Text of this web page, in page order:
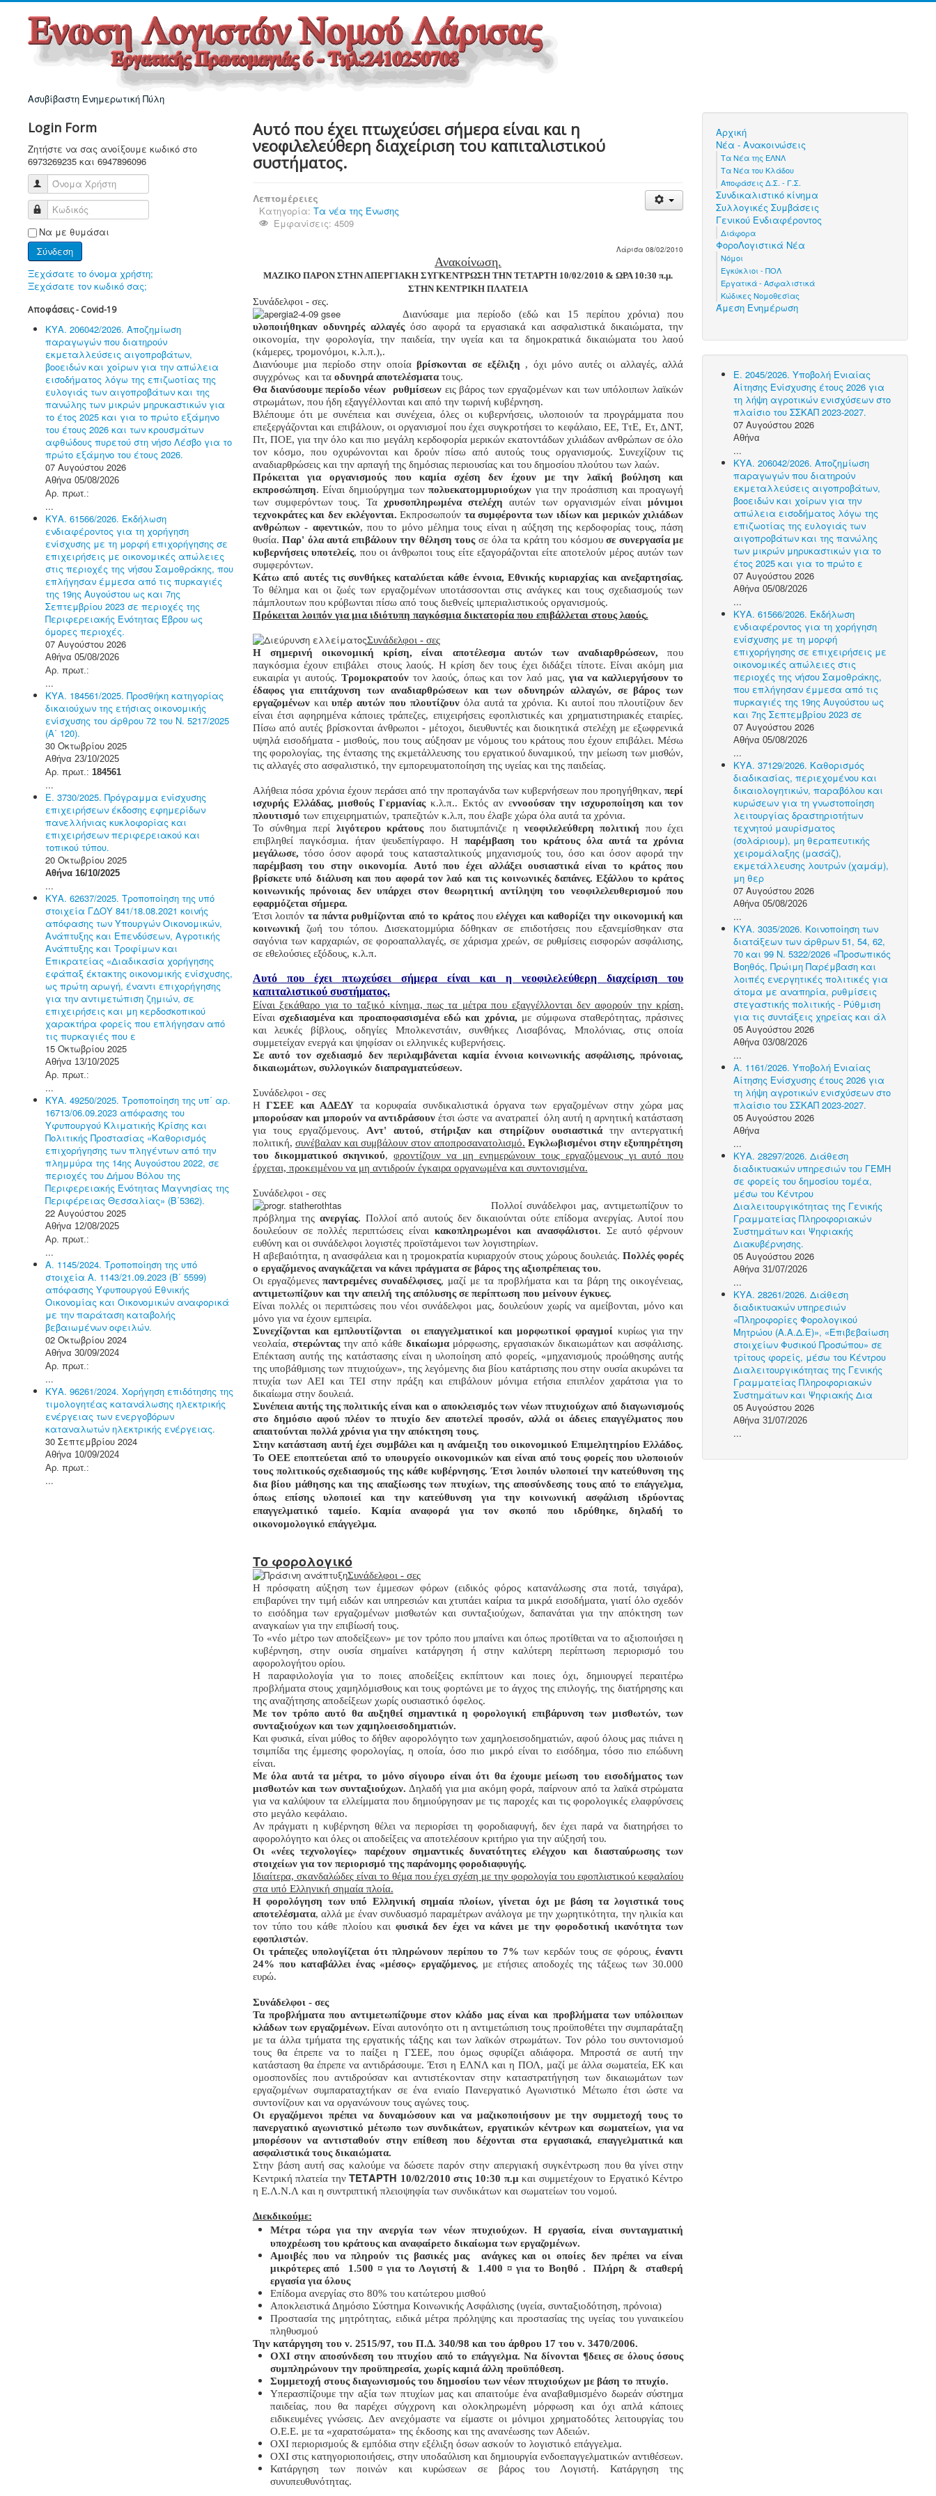
Ασυβίβαστη Ενημερωτική Πύλη
Login Form
Ζητήστε να σας ανοίξουμε κωδικό στο
6973269235 και 6947896096
Όνομα Χρήστη
Κωδικός
Να με θυμάσαι
Σύνδεση
Ξεχάσατε το όνομα χρήστη;
Ξεχάσατε τον κωδικό σας;
Αποφάσεις - Covid-19
ΚΥΑ. 206042/2026. Αποζημίωση
παραγωγών που διατηρούν
εκμεταλλεύσεις αιγοπροβάτων,
βοοειδών και χοίρων για την απώλεια
εισοδήματος λόγω της επιζωοτίας της
ευλογιάς των αιγοπροβάτων και της
πανώλης των μικρών μηρυκαστικών για
το έτος 2025 και για το πρώτο εξάμηνο
του έτους 2026 και των κρουσμάτων
αφθώδους πυρετού στη νήσο Λέσβο για το
πρώτο εξάμηνο του έτους 2026.
07 Αυγούστου 2026
Αθήνα 05/08/2026
Αρ. πρωτ.:
...
ΚΥΑ. 61566/2026. Εκδήλωση
ενδιαφέροντος για τη χορήγηση
ενίσχυσης με τη μορφή επιχορήγησης σε
επιχειρήσεις με οικονομικές απώλειες
στις περιοχές της νήσου Σαμοθράκης, που
επλήγησαν έμμεσα από τις πυρκαγιές
της 19ης Αυγούστου ως και 7ης
Σεπτεμβρίου 2023 σε περιοχές της
Περιφερειακής Ενότητας Έβρου ως
όμορες περιοχές.
07 Αυγούστου 2026
Αθήνα 05/08/2026
Αρ. πρωτ.:
...
ΚΥΑ. 184561/2025. Προσθήκη κατηγορίας
δικαιούχων της ετήσιας οικονομικής
ενίσχυσης του άρθρου 72 του Ν. 5217/2025
(Α΄ 120).
30 Οκτωβρίου 2025
Αθήνα 23/10/2025
Αρ. πρωτ.: 184561
...
Ε. 3730/2025. Πρόγραμμα ενίσχυσης
επιχειρήσεων έκδοσης εφημερίδων
πανελλήνιας κυκλοφορίας και
επιχειρήσεων περιφερειακού και
τοπικού τύπου.
20 Οκτωβρίου 2025
Αθήνα 16/10/2025
...
ΚΥΑ. 62637/2025. Τροποποίηση της υπό
στοιχεία ΓΔΟΥ 841/18.08.2021 κοινής
απόφασης των Υπουργών Οικονομικών,
Ανάπτυξης και Επενδύσεων, Αγροτικής
Ανάπτυξης και Τροφίμων και
Επικρατείας «Διαδικασία χορήγησης
εφάπαξ έκτακτης οικονομικής ενίσχυσης,
ως πρώτη αρωγή, έναντι επιχορήγησης
για την αντιμετώπιση ζημιών, σε
επιχειρήσεις και μη κερδοσκοπικού
χαρακτήρα φορείς που επλήγησαν από
τις πυρκαγιές που ε
15 Οκτωβρίου 2025
Αθήνα 13/10/2025
Αρ. πρωτ.:
...
ΚΥΑ. 49250/2025. Τροποποίηση της υπ΄ αρ.
16713/06.09.2023 απόφασης του
Υφυπουργού Κλιματικής Κρίσης και
Πολιτικής Προστασίας «Καθορισμός
επιχορήγησης των πληγέντων από την
πλημμύρα της 14ης Αυγούστου 2022, σε
περιοχές του Δήμου Βόλου της
Περιφερειακής Ενότητας Μαγνησίας της
Περιφέρειας Θεσσαλίας» (Β΄5362).
22 Αυγούστου 2025
Αθήνα 12/08/2025
Αρ. πρωτ.:
...
Α. 1145/2024. Τροποποίηση της υπό
στοιχεία Α. 1143/21.09.2023 (Β΄ 5599)
απόφασης Υφυπουργού Εθνικής
Οικονομίας και Οικονομικών αναφορικά
με την παράταση καταβολής
βεβαιωμένων οφειλών.
02 Οκτωβρίου 2024
Αθήνα 30/09/2024
Αρ. πρωτ.:
...
ΚΥΑ. 96261/2024. Χορήγηση επιδότησης της
τιμολογητέας κατανάλωσης ηλεκτρικής
ενέργειας των ενεργοβόρων
καταναλωτών ηλεκτρικής ενέργειας.
30 Σεπτεμβρίου 2024
Αθήνα 10/09/2024
Αρ. πρωτ.:
...
Αυτό που έχει πτωχεύσει σήμερα είναι και η
νεοφιλελεύθερη διαχείριση του καπιταλιστικού
συστήματος.
Λεπτομέρειες
Κατηγορία: Τα νέα της Ένωσης
Εμφανίσεις: 4509
Λάρισα08/02/2010
Ανακοίνωση.
ΜΑΖΙΚΟ ΠΑΡΟΝ ΣΤΗΝ ΑΠΕΡΓΙΑΚΗ ΣΥΓΚΕΝΤΡΩΣΗ ΤΗΝ ΤΕΤΑΡΤΗ 10/02/2010 & ΩΡΑ 10:30 π.μ.
ΣΤΗΝ ΚΕΝΤΡΙΚΗ ΠΛΑΤΕΙΑ
Συνάδελφοι - σες.
Διανύσαμε μια περίοδο (εδώ και 15 περίπου χρόνια) που
υλοποιήθηκαν οδυνηρές αλλαγέςόσο αφορά τα εργασιακά και ασφαλιστικά δικαιώματα, την
οικονομία, την φορολογία, την παιδεία, την υγεία και τα δημοκρατικά δικαιώματα του λαού
(κάμερες, τρομονόμοι, κ.λ.π.),.
Διανύουμε μια περίοδο στην οποίαβρίσκονται σε εξέλιξη , όχι μόνο αυτές οι αλλαγές, αλλά
συγχρόνως και τα οδυνηρά αποτελέσματα τους.
Θα διανύσουμε περίοδο νέων ρυθμίσεων εις βάρος των εργαζομένων και των υπόλοιπων λαϊκών
στρωμάτων, που ήδη εξαγγέλλονται και από την τωρινή κυβέρνηση.
Βλέπουμε ότι με συνέπεια και συνέχεια, όλες οι κυβερνήσεις, υλοποιούν τα προγράμματα που
επεξεργάζονται και επιβάλουν, οι οργανισμοί που έχει συγκροτήσει το κεφάλαιο, ΕΕ, ΤτΕ, Ετ, ΔΝΤ,
Πτ, ΠΟΕ, για την όλο και πιο μεγάλη κερδοφορία μερικών εκατοντάδων χιλιάδων ανθρώπων σε όλο
τον κόσμο, που οχυρώνονται και δρούν πίσω από αυτούς τους οργανισμούς. Συνεχίζουν τις
αναδιαρθρώσεις και την αρπαγή της δημόσιας περιουσίας και του δημοσίουπλούτου τωνλαών.
Πρόκειται για οργανισμούς που καμία σχέση δεν έχουν με την λαϊκή βούληση και
εκπροσώπηση. Είναι δημιούργημα τωνπολυεκατομμυριούχων για την προάσπιση και προαγωγή
των συμφερόντων τους. Ταχρυσοπληρωμένα στελέχη αυτών των οργανισμών είναιμόνιμοι
τεχνοκράτες και δεν εκλέγονται. Εκπροσωπούν τα συμφέροντα των ιδίων και μερικών χιλιάδων
ανθρώπων - αφεντικών, που το μόνο μέλημα τους είναι η αύξηση της κερδοφορίας τους, πάση
θυσία.Παρ' όλα αυτά επιβάλουν την θέληση τουςσε όλα τα κράτη του κόσμουσε συνεργασία με
κυβερνήσεις υποτελείς, που οι άνθρωποι τους είτε εξαγοράζονται είτε αποτελούν μέρος αυτών των
συμφερόντων.
Κάτω από αυτές τις συνθήκες καταλύεται κάθε έννοια, Εθνικής κυριαρχίας και ανεξαρτησίας.
Το θέλημα και οι ζωές των εργαζομένων υποτάσσονται στις ανάγκες και τους σχεδιασμούς των
πάμπλουτων που κρύβωνται πίσω από τους διεθνείς ιμπεριαλιστικούς οργανισμούς.
Πρόκειται λοιπόν για μια ιδιότυπη παγκόσμια δικτατορία που επιβάλλεται στους λαούς.
Συνάδελφοι - σες
Η σημερινή οικονομική κρίση, είναι αποτέλεσμα αυτών των αναδιαρθρώσεων, που
παγκόσμια έχουν επιβάλει στους λαούς. Η κρίση δεν τους έχει διδάξει τίποτε. Είναι ακόμη μια
ευκαιρία γι αυτούς. Τρομοκρατούντον λαούς, όπως και τον λαό μας,για να καλλιεργήσουν το
έδαφος για επιτάχυνση των αναδιαρθρώσεων και των οδυνηρών αλλαγών, σε βάρος των
εργαζομένωνκαιυπέρ αυτών που πλουτίζουνόλα αυτά τα χρόνια. Κι αυτοί που πλουτίζουν δεν
είναι έτσι αφηρημένα κάποιες τράπεζες, επιχειρήσεις εφοπλιστικές και χρηματιστηριακές εταιρίες.
Πίσω από αυτές βρίσκονται άνθρωποι - μέτοχοι, διευθυντές και διοικητικά στελέχη με εξωφρενικά
υψηλά εισοδήματα - μισθούς, που τους αύξησαν με νόμους του κράτους που έχουν επιβάλει. Μέσω
της φορολογίας, της έντασης της εκμετάλλευσης του εργατικού δυναμικού, την μείωση των μισθών,
τις αλλαγές στο ασφαλιστικό, την εμπορευματοποίηση της υγείας και της παιδείας.
Αλήθεια πόσα χρόνια έχουν περάσει από την προπαγάνδα των κυβερνήσεων που προηγήθηκαν,περί
ισχυρής Ελλάδας, μισθούς Γερμανίαςκ.λ.π.. Εκτός αν εννοούσαν την ισχυροποίηση και τον
πλουτισμό των επιχειρηματιών, τραπεζιτών κ.λ.π, που έλαβε χώρα όλα αυτά τα χρόνια.
Το σύνθημα περί λιγότερου κράτουςπου διατυμπάνιζε η νεοφιλελεύθερη πολιτική που έχει
επιβληθεί παγκόσμια. ήταν ψευδεπίγραφο. Η παρέμβαση του κράτους όλα αυτά τα χρόνια
μεγάλωσε, τόσο όσον αφορά τους κατασταλτικούς μηχανισμούς του, όσο και όσον αφορά την
παρέμβαση του στην οικονομία. Αυτό που έχει αλλάξει ουσιαστικά είναι το κράτος που
βρίσκετε υπό διάλυση και που αφορά τον λαό και τις κοινωνικές δαπάνες. Εξάλλου το κράτος
κοινωνικής πρόνοιας δεν υπάρχει στον θεωρητική αντίληψη του νεοφιλελευθερισμού που
εφαρμόζεται σήμερα.
Έτσι λοιπόν τα πάντα ρυθμίζονται από το κράτοςπουελέγχει και καθορίζει την οικονομική και
κοινωνική ζωή του τόπου. Δισεκατομμύρια δόθηκαν σε επιδοτήσεις που εξανεμίσθηκαν στα
σαγόνια των καρχαριών, σε φοροαπαλλαγές, σε χάρισμα χρεών, σε ρυθμίσεις εισφορών ασφάλισης,
σε εθελούσιες εξόδους, κ.λ.π.
Αυτό που έχει πτωχεύσει σήμερα είναικαιηνεοφιλελεύθερηδιαχείριση του
καπιταλιστικού συστήματος.
Είναι ξεκάθαρο για το ταξικό κίνημα, πως τα μέτρα που εξαγγέλλονται δεν αφορούν την κρίση.
Είναισχεδιασμένα και προαποφασισμένα εδώ και χρόνια, με σύμφωνα σταθερότητας, πράσινες
και λευκές βίβλους, οδηγίες Μπολκενστάιν, συνθήκες Λισαβόνας, Μπολόνιας, στις οποία
συμμετείχαν ενεργά και ψηφίσαν οι ελληνικές κυβερνήσεις.
Σε αυτό τον σχεδιασμό δεν περιλαμβάνεται καμία έννοια κοινωνικής ασφάλισης, πρόνοιας,
δικαιωμάτων, συλλογικών διαπραγματεύσεων.
Συνάδελφοι - σες
ΗΓΣΕΕ και ΑΔΕΔΥ τα κορυφαία συνδικαλιστικά όργανα των εργαζομένων στην χώρα μας
μπορούσαν και μπορούν να αντιδράσουνέτσι ώστε να ανατραπεί όλη αυτή η αρνητική κατάσταση
για τους εργαζόμενους. Αντ' αυτού, στήριξαν και στηρίζουν ουσιαστικά την αντεργατική
πολιτική, συνέβαλαν και συμβάλουν στον αποπροσανατολισμό. Εγκλωβισμένοι στην εξυπηρέτηση
του δικομματικού σκηνικού,φροντίζουν να μη ενημερώνουν τους εργαζόμενους γι αυτό που
έρχεται, προκειμένου να μη αντιδρούν έγκαιρα οργανωμένα και συντονισμένα.
Συνάδελφοι - σες
Πολλοί συνάδελφοι μας, αντιμετωπίζουν το
πρόβλημα της ανεργίας. Πολλοί από αυτούς δεν δικαιούνται ούτε επίδομα ανεργίας. Αυτοί που
δουλεύουν σε πολλές περιπτώσεις είναι κακοπληρωμένοι και ανασφάλιστοι. Σε αυτό φέρνουν
ευθύνη και οι συνάδελφοι λογιστές προϊστάμενοι των λογιστηρίων.
Η αβεβαιότητα, η ανασφάλεια και η τρομοκρατία κυριαρχούν στους χώρους δουλειάς.Πολλές φορές
ο εργαζόμενος αναγκάζεται να κάνει πράγματα σε βάρος της αξιοπρέπειας του.
Οι εργαζόμενεςπαντρεμένες συναδέλφισες, μαζί με τα προβλήματα και τα βάρη της οικογένειας,
αντιμετωπίζουν και την απειλή της απόλυσης σε περίπτωση που μείνουν έγκυες.
Είναι πολλές οι περιπτώσεις που νέοι συνάδελφοι μας, δουλεύουν χωρίς να αμείβονται, μόνο και
μόνο για να έχουν εμπειρία.
Συνεχίζονται και εμπλουτίζονται οι επαγγελματικοί και μορφωτικοί φραγμοί κυρίως για την
νεολαία, στερώνταςτην από κάθε δικαίωμαμόρφωσης, εργασιακών δικαιωμάτων και ασφάλισης.
Επέκταση αυτής της κατάστασης είναι η υλοποίηση από φορείς, «μηχανισμούς προώθησης αυτής
της υποβάθμισης των πτυχιούχων», της λεγόμενης δια βίου κατάρτισης που στην ουσία ακυρώνει τα
πτυχία των ΑΕΙ και ΤΕΙ στην πράξη και επιβάλουν μόνιμα ετήσια επιπλέον χαράτσια για το
δικαίωμα στην δουλειά.
Συνέπεια αυτής της πολιτικής είναι και ο αποκλεισμός των νέων πτυχιούχων από διαγωνισμούς
στο δημόσιο αφού πλέον το πτυχίο δεν αποτελεί προσόν, αλλά οι άδειες επαγγέλματος που
απαιτούνται πολλά χρόνια για την απόκτηση τους.
Στην κατάσταση αυτή έχει συμβάλει και η ανάμειξη του οικονομικού Επιμελητηρίου Ελλάδος.
Το ΟΕΕ εποπτεύεται από το υπουργείο οικονομικών και είναι από τους φορείς που υλοποιούν
τους πολιτικούς σχεδιασμούς της κάθε κυβέρνησης. Έτσι λοιπόν υλοποιεί την κατεύθυνση της
δια βίου μάθησης και της απαξίωσης των πτυχίων, της αποσύνδεσης τους από το επάγγελμα,
όπως επίσης υλοποιεί και την κατεύθυνση για την κοινωνική ασφάλιση ιδρύοντας
επαγγελματικό ταμείο. Καμία αναφορά για τον σκοπό που ιδρύθηκε, δηλαδή το
οικονομολογικό επάγγελμα.
Το φορολογικό
Συνάδελφοι - σες
Η πρόσφατη αύξηση των έμμεσων φόρων (ειδικός φόρος κατανάλωσης στα ποτά, τσιγάρα),
επιβαρύνει την τιμή ειδών και υπηρεσιών και χτυπάει καίρια τα μικρά εισοδήματα, γιατί όλο σχεδόν
το εισόδημα των εργαζομένων μισθωτών και συνταξιούχων, δαπανάται για την απόκτηση των
αναγκαίων για την επιβίωσή τους.
Το «νέο μέτρο των αποδείξεων» με τον τρόπο που μπαίνει και όπως προτίθεται να το αξιοποιήσει η
κυβέρνηση, στην ουσία σημαίνει κατάργηση ή στην καλύτερη περίπτωση περιορισμό του
αφορολογήτου ορίου.
Η παραφιλολογία για το ποιες αποδείξεις εκπίπτουν και ποιες όχι, δημιουργεί περαιτέρω
προβλήματα στους χαμηλόμισθους και τους φορτώνει με το άγχος της επιλογής, της διατήρησης και
της αναζήτησης αποδείξεων χωρίς ουσιαστικό όφελος.
Με τον τρόπο αυτό θα αυξηθεί σημαντικά η φορολογική επιβάρυνση των μισθωτών, των
συνταξιούχων και των χαμηλοεισοδηματιών.
Και φυσικά, είναι μύθος το δήθεν αφορολόγητο των χαμηλοεισοδηματιών, αφού όλους μας πιάνει η
τσιμπίδα της έμμεσης φορολογίας, η οποία, όσο πιο μικρό είναι το εισόδημα, τόσο πιο επώδυνη
είναι.
Με όλα αυτά τα μέτρα, το μόνο σίγουρο είναι ότι θα έχουμε μείωση του εισοδήματος των
μισθωτών και των συνταξιούχων. Δηλαδή για μια ακόμη φορά, παίρνουν από τα λαϊκά στρώματα
για να καλύψουν τα ελλείμματα που δημιούργησαν με τις παροχές και τις φορολογικές ελαφρύνσεις
στο μεγάλο κεφάλαιο.
Αν πράγματι η κυβέρνηση θέλει να περιορίσει τη φοροδιαφυγή, δεν έχει παρά να διατηρήσει το
αφορολόγητο και όλες οι αποδείξεις να αποτελέσουν κριτήριο για την αύξησή του.
Οι «νέες τεχνολογίες» παρέχουν σημαντικές δυνατότητες ελέγχου και διασταύρωσης των
στοιχείων για τον περιορισμό της παράνομης φοροδιαφυγής.
Ιδιαίτερα, σκανδαλώδες είναι το θέμα που έχει σχέση με την φορολογία του εφοπλιστικού κεφαλαίου
στα υπό Ελληνική σημαία πλοία.
Η φορολόγηση των υπό Ελληνική σημαία πλοίων, γίνεται όχι με βάση τα λογιστικά τους
αποτελέσματα, αλλά με έναν συνδυασμό παραμέτρων ανάλογα με την χωρητικότητα, την ηλικία και
τον τύπο του κάθε πλοίου καιφυσικά δεν έχει να κάνει με την φοροδοτική ικανότητα των
εφοπλιστών.
Οι τράπεζες υπολογίζεται ότι πληρώνουν περίπου το 7% των κερδών τους σε φόρους,έναντι
24% που καταβάλλει ένας «μέσος» εργαζόμενος, με ετήσιες αποδοχές της τάξεως των 30.000
ευρώ.
Συνάδελφοι - σες
Τα προβλήματα που αντιμετωπίζουμε στον κλάδο μας είναι και προβλήματα των υπόλοιπων
κλάδων των εργαζομένων. Είναι αυτονόητο οτι η αντιμετώπιση τους προϋποθέτει την συμπαράταξη
με τα άλλα τμήματα της εργατικής τάξης και των λαϊκών στρωμάτων. Τον ρόλο του συντονισμού
τους θα έπρεπε να το παίξει η ΓΣΕΕ, που όμως σφυρίζει αδιάφορα. Μπροστά σε αυτή την
κατάσταση θα έπρεπε να αντιδράσουμε. Έτσι η ΕΛΝΛ και η ΠΟΛ, μαζί με άλλα σωματεία, ΕΚ και
ομοσπονδίες που αντιδρούσαν και αντιστέκονταν στην καταστρατήγηση των δικαιωμάτων των
εργαζομένων συμπαραταχτήκαν σεένα ενιαίο Πανεργατικό Αγωνιστικό Μέτωπο έτσι ώστε να
συντονίζουν και να οργανώνουν τους αγώνες τους.
Οι εργαζόμενοι πρέπει να δυναμώσουν και να μαζικοποιήσουν με την συμμετοχή τους το
πανεργατικό αγωνιστικό μέτωπο των συνδικάτων, εργατικών κέντρων και σωματείων, για να
μπορέσουν να αντισταθούν στην επίθεση που δέχονται στα εργασιακά, επαγγελματικά και
ασφαλιστικάτουςδικαιώματα.
Στην βάση αυτή σας καλούμε να δώσετε παρόν στην απεργιακή συγκέντρωση που θα γίνει στην
Κεντρική πλατεία την ΤΕΤΑΡΤΗ 10/02/2010 στις 10:30 π.μ και συμμετέχουν το Εργατικό Κέντρο
η Ε.Λ.Ν.Λ και η συντριπτική πλειοψηφία των συνδικάτων και σωματείων του νομού.
Διεκδικούμε:
Μέτρα τώρα για την ανεργία των νέων πτυχιούχων. Η εργασία, είναι συνταγματική
υποχρέωση του κράτους και αναφαίρετο δικαίωμα των εργαζομένων.
Αμοιβές που να πληρούν τις βασικές μας ανάγκες και οι οποίες δεν πρέπει να είναι
μικρότερες από 1.500 ¤ για το Λογιστή & 1.400 ¤ για το Βοηθό . Πλήρη & σταθερή
εργασία για όλους
Επίδομα ανεργίας στο 80% του κατώτερου μισθού
Αποκλειστικά Δημόσιο Σύστημα Κοινωνικής Ασφάλισης (υγεία, συνταξιοδότηση, πρόνοια)
Προστασία της μητρότητας, ειδικά μέτρα πρόληψης και προστασίας της υγείας του γυναικείου
πληθυσμού
Την κατάργηση του ν. 2515/97, του Π.Δ. 340/98 και του άρθρου 17 του ν. 3470/2006.
ΟΧΙ στην αποσύνδεση του πτυχίου από το επάγγελμα. Να δίνονται ¶δειες σε όλους όσους
συμπληρώνουν την προϋπηρεσία, χωρίς καμιά άλλη προϋπόθεση.
Συμμετοχή στους διαγωνισμούς του δημοσίου των νέων πτυχιούχων με βάση το πτυχίο.
Υπερασπίζουμε την αξία των πτυχίων μας και απαιτούμε ένα αναβαθμισμένο δωρεάν σύστημα
παιδείας, που θα παρέχει σύγχρονη και ολοκληρωμένη μόρφωση και όχι απλά κάποιες
ειδικευμένες γνώσεις. Δεν ανεχόμαστε να είμαστε οι μόνιμοι χρηματοδότες λειτουργίας του
Ο.Ε.Ε. με τα «χαρατσώματα» της έκδοσης και της ανανέωσης των Αδειών.
ΟΧΙ περιορισμούς & εμπόδια στην εξέλιξη όσων ασκούν το λογιστικό επάγγελμα.
ΟΧΙ στις κατηγοριοποιήσεις, στην υποδαύλιση και δημιουργία ενδοεπαγγελματικών αντιθέσεων.
Κατάργηση των ποινών και κυρώσεων σε βάρος του Λογιστή. Κατάργηση της
συνυπευθυνότητας.
Αρχική
Νέα - Ανακοινώσεις
Τα Νέα της ΕΛΝΛ
Τα Νέα του Κλάδου
Αποφάσεις Δ.Σ. - Γ.Σ.
Συνδικαλιστικό κίνημα
Συλλογικές Συμβάσεις
Γενικού Ενδιαφέροντος
Διάφορα
ΦοροΛογιστικά Νέα
Νόμοι
Εγκύκλιοι - ΠΟΛ
Εργατικά - Ασφαλιστικά
Κώδικες Νομοθεσίας
Άμεση Ενημέρωση
Ε. 2045/2026. Υποβολή Ενιαίας
Αίτησης Ενίσχυσης έτους 2026 για
τη λήψη αγροτικών ενισχύσεων στο
πλαίσιο του ΣΣΚΑΠ 2023-2027.
07 Αυγούστου 2026
Αθήνα
...
ΚΥΑ. 206042/2026. Αποζημίωση
παραγωγών που διατηρούν
εκμεταλλεύσεις αιγοπροβάτων,
βοοειδών και χοίρων για την
απώλεια εισοδήματος λόγω της
επιζωοτίας της ευλογιάς των
αιγοπροβάτων και της πανώλης
των μικρών μηρυκαστικών για το
έτος 2025 και για το πρώτο ε
07 Αυγούστου 2026
Αθήνα 05/08/2026
...
ΚΥΑ. 61566/2026. Εκδήλωση
ενδιαφέροντος για τη χορήγηση
ενίσχυσης με τη μορφή
επιχορήγησης σε επιχειρήσεις με
οικονομικές απώλειες στις
περιοχές της νήσου Σαμοθράκης,
που επλήγησαν έμμεσα από τις
πυρκαγιές της 19ης Αυγούστου ως
και 7ης Σεπτεμβρίου 2023 σε
07 Αυγούστου 2026
Αθήνα 05/08/2026
...
ΚΥΑ. 37129/2026. Καθορισμός
διαδικασίας, περιεχομένου και
δικαιολογητικών, παραβόλου και
κυρώσεων για τη γνωστοποίηση
λειτουργίας δραστηριοτήτων
τεχνητού μαυρίσματος
(σολάριουμ), μη θεραπευτικής
χειρομάλαξης (μασάζ),
εκμετάλλευσης λουτρών (χαμάμ),
μη θερ
07 Αυγούστου 2026
Αθήνα 05/08/2026
...
ΚΥΑ. 3035/2026. Κοινοποίηση των
διατάξεων των άρθρων 51, 54, 62,
70 και 99 Ν. 5322/2026 «Προσωπικός
Βοηθός, Πρώιμη Παρέμβαση και
λοιπές ενεργητικές πολιτικές για
άτομα με αναπηρία, ρυθμίσεις
στεγαστικής πολιτικής - Ρύθμιση
για τις συντάξεις χηρείας και άλ
05 Αυγούστου 2026
Αθήνα 03/08/2026
...
Α. 1161/2026. Υποβολή Ενιαίας
Αίτησης Ενίσχυσης έτους 2026 για
τη λήψη αγροτικών ενισχύσεων στο
πλαίσιο του ΣΣΚΑΠ 2023-2027.
05 Αυγούστου 2026
Αθήνα
...
ΚΥΑ. 28297/2026. Διάθεση
διαδικτυακών υπηρεσιών του ΓΕΜΗ
σε φορείς του δημοσίου τομέα,
μέσω του Κέντρου
Διαλειτουργικότητας της Γενικής
Γραμματείας Πληροφοριακών
Συστημάτων και Ψηφιακής
Διακυβέρνησης.
05 Αυγούστου 2026
Αθήνα 31/07/2026
...
ΚΥΑ. 28261/2026. Διάθεση
διαδικτυακών υπηρεσιών
«Πληροφορίες Φορολογικού
Μητρώου (Α.Α.Δ.Ε)», «Επιβεβαίωση
στοιχείων Φυσικού Προσώπου» σε
τρίτους φορείς, μέσω του Κέντρου
Διαλειτουργικότητας της Γενικής
Γραμματείας Πληροφοριακών
Συστημάτων και Ψηφιακής Δια
05 Αυγούστου 2026
Αθήνα 31/07/2026
...